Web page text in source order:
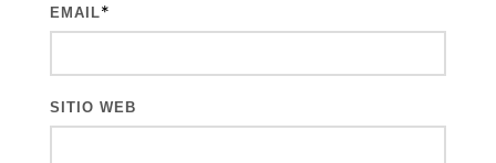
EMAIL*
SITIO WEB